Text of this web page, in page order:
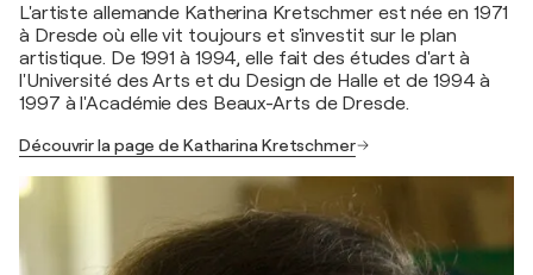
L'artiste allemande Katherina Kretschmer est née en 1971
à Dresde où elle vit toujours et s'investit sur le plan
artistique. De 1991 à 1994, elle fait des études d'art à
l'Université des Arts et du Design de Halle et de 1994 à
1997 à l'Académie des Beaux-Arts de Dresde.
Découvrir la page de Katharina Kretschmer